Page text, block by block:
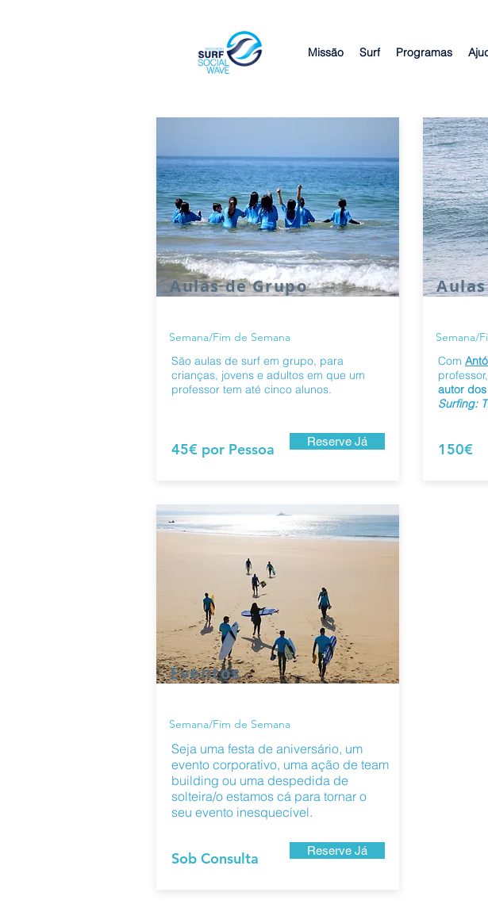
Missão Surf Programas
Aulas de Grupo
Semana/Fim de Semana
São aulas de surf em grupo, para
crianças, jovens e adultos em que um
professor tem até cinco alunos.
45€ por Pessoa Reserve Já
Semana/
Com
autor
Surfing:
150€
Eventos
Semana/Fim de Semana
Seja uma festa de aniversário, um
evento corporativo, uma ação de team
building ou uma despedida de
solteira/o estamos cá para tornar o
seu evento inesquecível.
Sob Consulta Reserve Já